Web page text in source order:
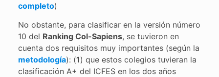
completo)
No obstante, para clasificar en la versión número
10 del Ranking Col-Sapiens, se tuvieron en
cuenta dos requisitos muy importantes (según la
metodología): (1) que estos colegios tuvieran la
clasificación A+ del ICFES en los dos años